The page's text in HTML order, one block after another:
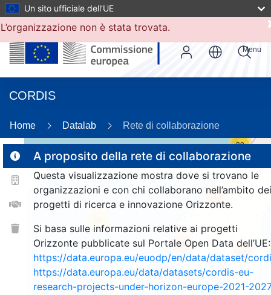
Un sito ufficiale dell’UE
CORDIS
Menu
Home Datalab Rete di collaborazione
A proposito della rete di collaborazione
Questa visualizzazione mostra dove si trovano le
organizzazioni e con chi collaborano nell’ambito dei
progetti di ricerca e innovazione Orizzonte.
Si basa sulle informazioni relative ai progetti
Orizzonte pubblicate sul Portale Open Data dell’UE:
https://data.europa.eu/euodp/en/data/dataset/
https://data.europa.eu/data/datasets/cordis-eu-
research-projects-under-horizon-europe-2021-2027
30
114
246
1657
L’organizzazione non è stata trovata.